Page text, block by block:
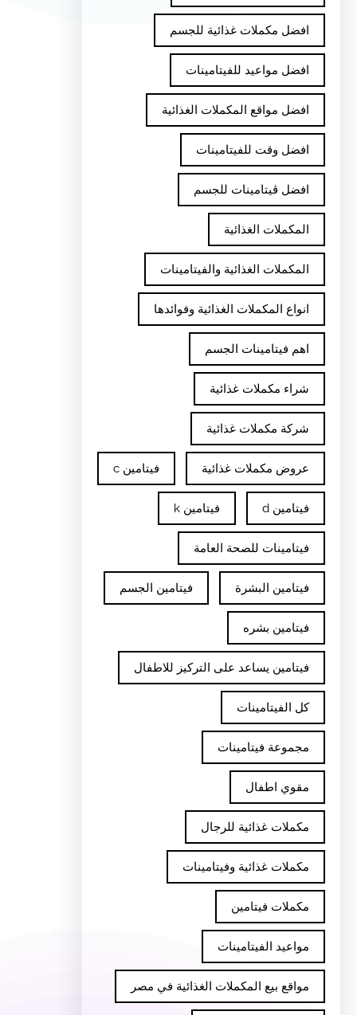
افضل مكملات غذائية للجسم
افضل مواعيد للفيتامينات
افضل مواقع المكملات الغذائية
افضل وقت للفيتامينات
افضل ڤيتامينات للجسم
المكملات الغذائية
المكملات الغذائية والفيتامينات
انواع المكملات الغذائية وفوائدها
اهم فيتامينات الجسم
شراء مكملات غذائية
شركة مكملات غذائية
عروض مكملات غذائية فيتامين c
فيتامين d فيتامين k
فيتامينات للصحة العامة
فيتامين البشرة فيتامين الجسم
فيتامين بشره
فيتامين يساعد على التركيز للاطفال
كل الفيتامينات
مجموعة فيتامينات
مقوي اطفال
مكملات غذائية للرجال
مكملات غذائية وفيتامينات
مكملات فيتامين
مواعيد الفيتامينات
مواقع بيع المكملات الغذائية في مصر